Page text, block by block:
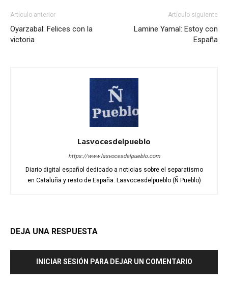
Artículo anterior
Oyarzabal: Felices con la
victoria
Artículo siguiente
Lamine Yamal: Estoy con
España
Lasvocesdelpueblo
https://www.lasvocesdelpueblo.com
Diario digital español dedicado a noticias sobre el separatismo
en Cataluña y resto de España. Lasvocesdelpueblo (Ñ Pueblo)
DEJA UNA RESPUESTA
INICIAR SESIÓN PARA DEJAR UN COMENTARIO